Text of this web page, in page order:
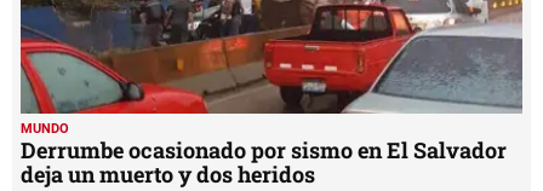
MUNDO
Derrumbe ocasionado por sismo en El Salvador
deja un muerto y dos heridos